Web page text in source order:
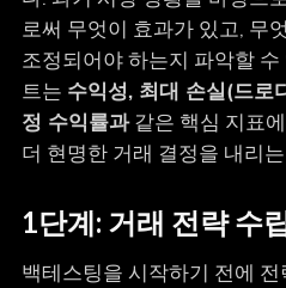
로써 무엇이 효과가 있고, 무
조정되어야 하는지 파악할
트는 수익성, 최대 손실(드로
정 수익률과같은 핵심 지표
더 현명한 거래 결정을 내리
1단계: 거래 전략 수
백테스팅을 시작하기 전에